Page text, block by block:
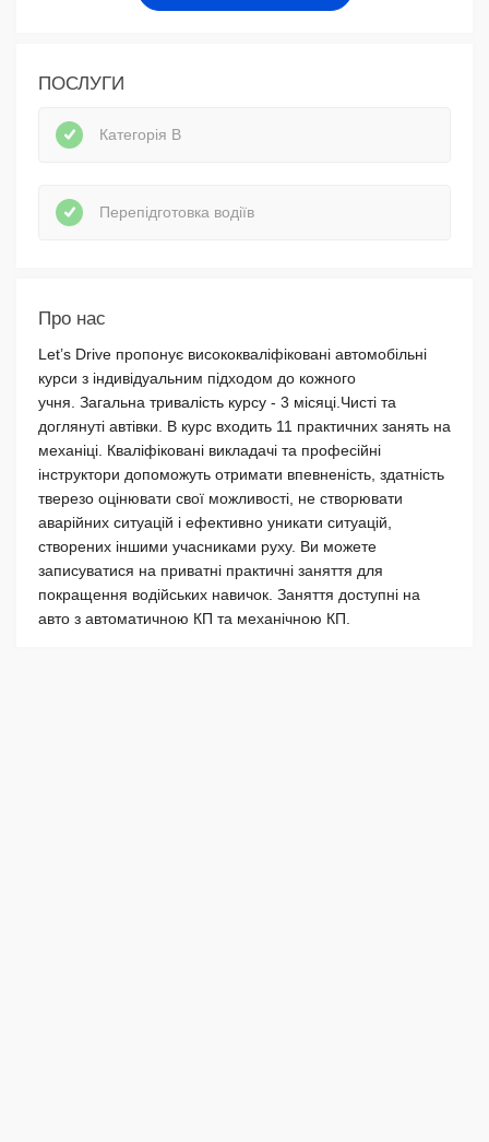
ПОСЛУГИ
Категорія В
Перепідготовка водіїв
Про нас
Let’s Drive пропонує висококваліфіковані автомобільні
курси з індивідуальним підходом до кожного
учня. Загальна тривалість курсу - 3 місяці.Чисті та
доглянуті автівки. В курс входить 11 практичних занять на
механіці. Кваліфіковані викладачі та професійні
інструктори допоможуть отримати впевненість, здатність
тверезо оцінювати свої можливості, не створювати
аварійних ситуацій і ефективно уникати ситуацій,
створених іншими учасниками руху. Ви можете
записуватися на приватні практичні заняття для
покращення водійських навичок. Заняття доступні на
авто з автоматичною КП та механічною КП.